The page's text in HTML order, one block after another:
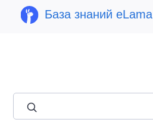
База знаний eLama